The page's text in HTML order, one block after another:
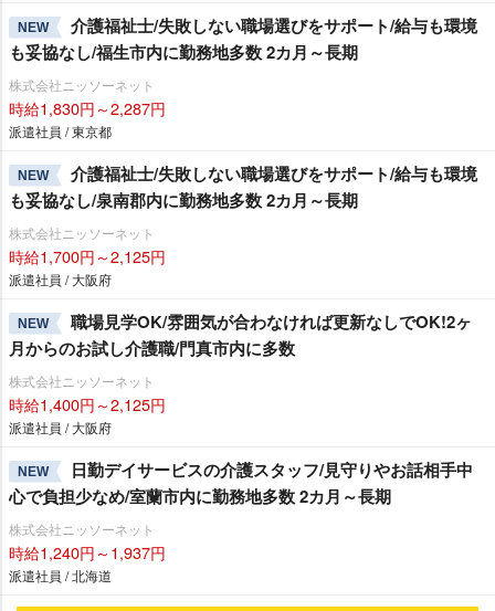
NEW
介護福祉士/失敗しない職場選びをサポート/給与も環境
も妥協なし/福生市内に勤務地多数 2カ月～長期
株式会社ニッソーネット
時給1,830円～2,287円
派遣社員 / 東京都
NEW
介護福祉士/失敗しない職場選びをサポート/給与も環境
も妥協なし/泉南郡内に勤務地多数 2カ月～長期
株式会社ニッソーネット
時給1,700円～2,125円
派遣社員 / 大阪府
NEW
職場見学OK/雰囲気が合わなければ更新なしでOK!2ヶ
月からのお試し介護職/門真市内に多数
株式会社ニッソーネット
時給1,400円～2,125円
派遣社員 / 大阪府
NEW
日勤デイサービスの介護スタッフ/見守りやお話相手中
心で負担少なめ/室蘭市内に勤務地多数 2カ月～長期
株式会社ニッソーネット
時給1,240円～1,937円
派遣社員 / 北海道